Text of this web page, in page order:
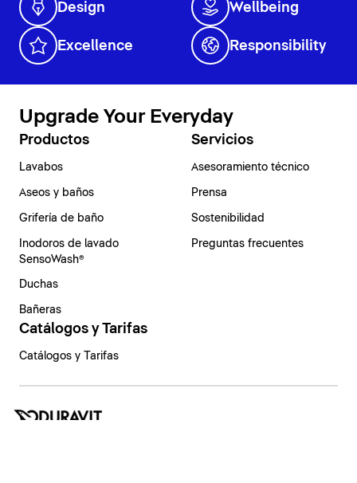
Design Wellbeing
Excellence Responsibility
Upgrade Your Everyday
Productos
Lavabos
Aseos y baños
Grifería de baño
Inodoros de lavado
SensoWash®
Duchas
Bañeras
Servicios
Asesoramiento técnico
Prensa
Sostenibilidad
Preguntas frecuentes
Catálogos y Tarifas
Catálogos y Tarifas